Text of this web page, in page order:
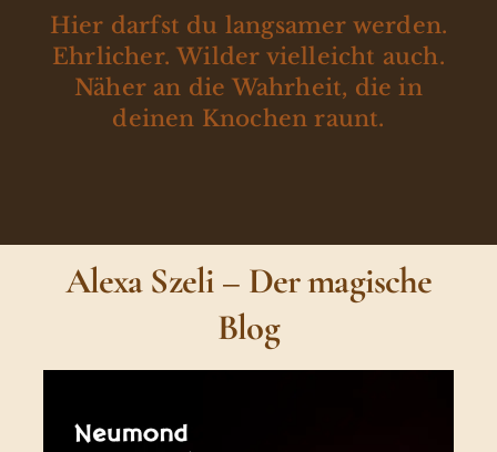
Hier darfst du langsamer werden.
Ehrlicher. Wilder vielleicht auch.
Näher an die Wahrheit, die in
deinen Knochen raunt.
Alexa Szeli – Der magische
Blog